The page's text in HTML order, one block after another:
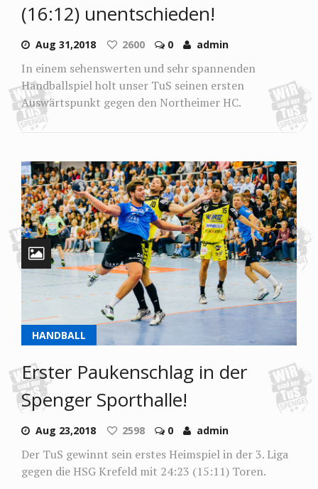
(16:12) unentschieden!
Aug 31,2018 2600 0 admin
In einem sehenswerten und sehr spannenden
Handballspiel holt unser TuS seinen ersten
Auswärtspunkt gegen den Northeimer HC.
HANDBALL
Erster Paukenschlag in der
Spenger Sporthalle!
Aug 23,2018 2598 0 admin
Der TuS gewinnt sein erstes Heimspiel in der 3. Liga
gegen die HSG Krefeld mit 24:23 (15:11) Toren.